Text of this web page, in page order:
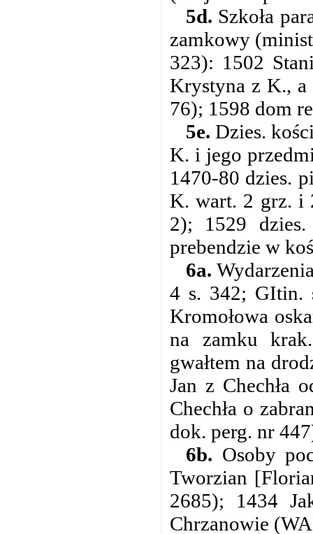
5d. Szkoła
zamkowy
323): 1502
Krystyna z K.,
76); 1598 dom
5e. Dzies.
K. i jego
1470-80 dzies.
K. wart. 2 grz. i
2); 1529
prebendzie w
6a.
4 s. 342; GItin.
Kromołowa
na zamku
gwałtem na
Jan z Chechła
Chechła o
dok. perg. nr
6b. Osoby
Tworzian
2685); 1434
Chrzanowie